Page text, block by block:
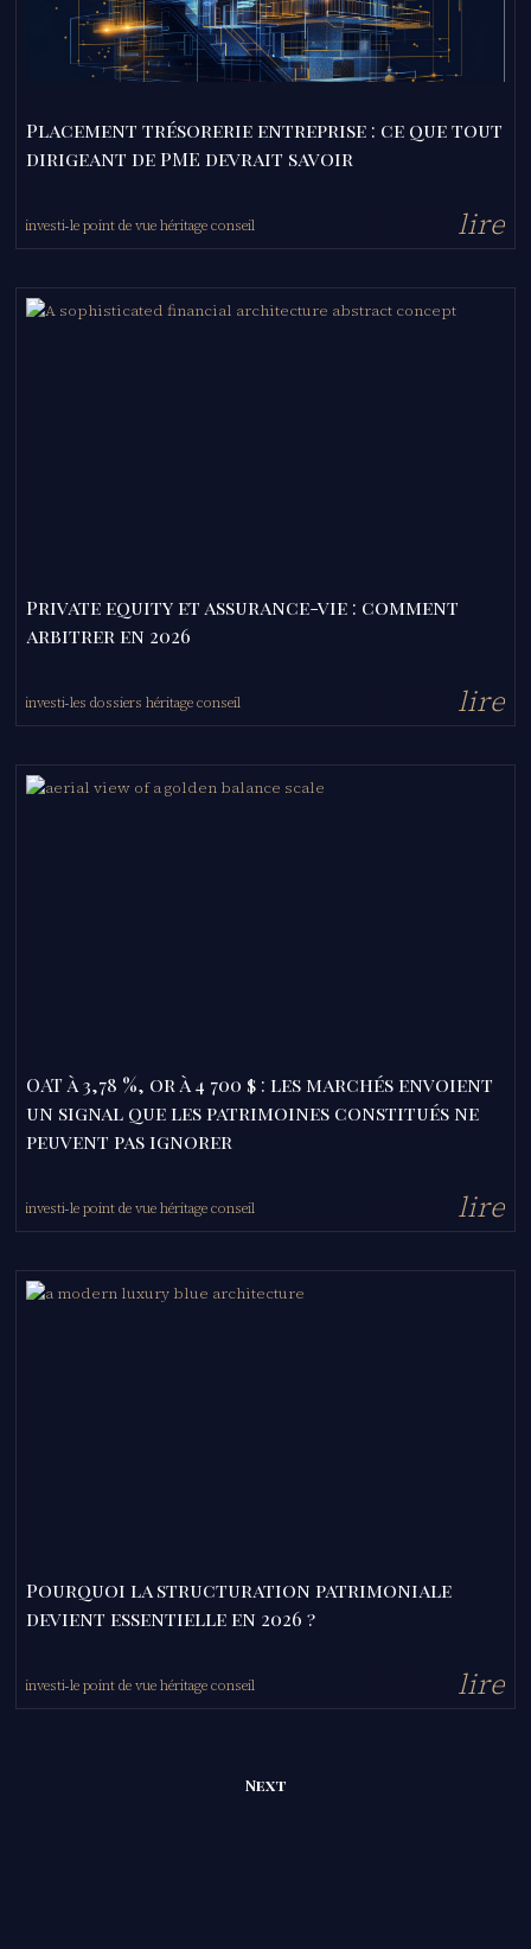
Placement trésorerie entreprise : ce que tout
dirigeant de PME devrait savoir
investir
-le point de vue héritage conseil lire
Private equity et assurance-vie : comment
arbitrer en 2026
investir
-les dossiers héritage conseil lire
OAT à 3,78 %, or à 4 700 $ : les marchés envoient
un signal que les patrimoines constitués ne
peuvent pas ignorer
investir
-le point de vue héritage conseil lire
Pourquoi la structuration patrimoniale
devient essentielle en 2026 ?
investir
-le point de vue héritage conseil lire
Next